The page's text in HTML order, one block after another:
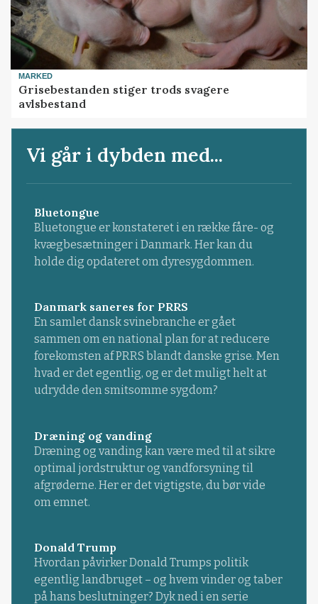
MARKED
Grisebestanden stiger trods svagere
avlsbestand
Vi går i dybden med...
Bluetongue
Bluetongue er konstateret i en række fåre- og
kvægbesætninger i Danmark. Her kan du
holde dig opdateret om dyresygdommen.
Danmark saneres for PRRS
En samlet dansk svinebranche er gået
sammen om en national plan for at reducere
forekomsten af PRRS blandt danske grise. Men
hvad er det egentlig, og er det muligt helt at
udrydde den smitsomme sygdom?
Dræning og vanding
Dræning og vanding kan være med til at sikre
optimal jordstruktur og vandforsyning til
afgrøderne. Her er det vigtigste, du bør vide
om emnet.
Donald Trump
Hvordan påvirker Donald Trumps politik
egentlig landbruget – og hvem vinder og taber
på hans beslutninger? Dyk ned i en serie